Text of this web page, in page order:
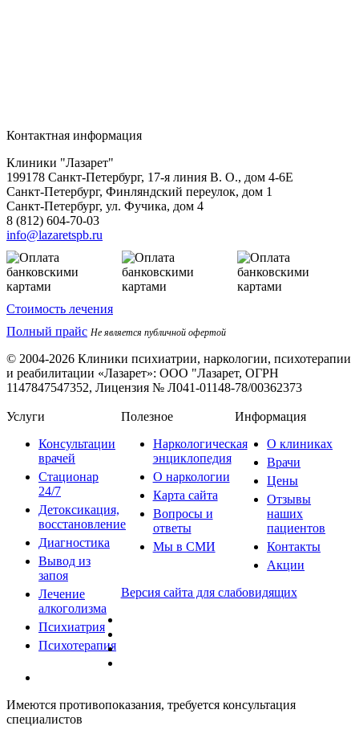
Контактная информация
Клиники "Лазарет"
199178 Санкт-Петербург, 17-я линия В. О., дом 4-6Е
Санкт-Петербург, Финляндский переулок, дом 1
Санкт-Петербург, ул. Фучика, дом 4
8 (812) 604-70-03
info@lazaretspb.ru
Стоимость лечения
Полный прайс Не является публичной офертой
© 2004-2026 Клиники психиатрии, наркологии, психотерапии
и реабилитации «Лазарет»: ООО "Лазарет, ОГРН
1147847547352, Лицензия № Л041-01148-78/00362373
Услуги
Консультации
врачей
Стационар
24/7
Детоксикация,
восстановление
Диагностика
Вывод из
запоя
Лечение
алкоголизма
Психиатрия
Психотерапия
Полезное
Наркологическая
энциклопедия
О наркологии
Карта сайта
Вопросы и
ответы
Мы в СМИ
Информация
О клиниках
Врачи
Цены
Отзывы
наших
пациентов
Контакты
Акции
Версия сайта для слабовидящих
Имеются противопоказания, требуется консультация
специалистов